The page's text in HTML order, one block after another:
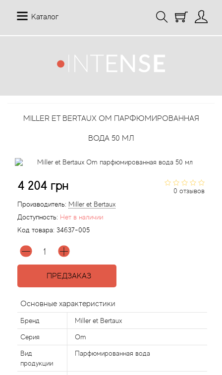
Каталог
MILLER ET BERTAUX OM ПАРФЮМИРОВАННАЯ
ВОДА 50 МЛ
0 отзывов
4 204 грн
Производитель: Miller et Bertaux
Доступность: Нет в наличии
Код товара: 34637-005
ПРЕДЗАКАЗ
Основные характеристики
Бренд Miller et Bertaux
Серия Om
Вид
продукции
Парфюмированная вода
12 Parfumeurs Francais
19-69
27 87 Perfumes
Absolument Parfumeur
Acca Kappa
Acqua di Parma
Acqua di Sardegna
Aedes de Venustas
Aerin Lauder
Affinessence
Отзывы
Доставка
Статьи
История заказов
Рассылка новостей